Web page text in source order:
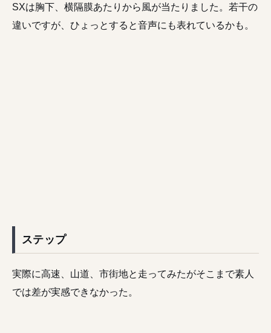
SXは胸下、横隔膜あたりから風が当たりました。若干の
違いですが、ひょっとすると音声にも表れているかも。
ステップ
実際に高速、山道、市街地と走ってみたがそこまで素人
では差が実感できなかった。